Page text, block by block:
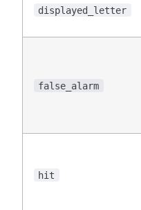
displayed_letter
false_alarm
hit